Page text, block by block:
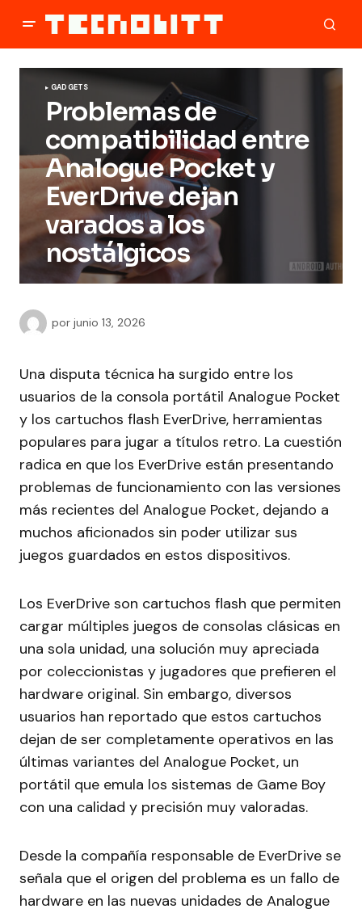
GADGETS
Problemas de
compatibilidad entre
Analogue Pocket y
EverDrive dejan
varados a los
nostálgicos
por junio 13, 2026
Una disputa técnica ha surgido entre los
usuarios de la consola portátil Analogue Pocket
y los cartuchos flash EverDrive, herramientas
populares para jugar a títulos retro. La cuestión
radica en que los EverDrive están presentando
problemas de funcionamiento con las versiones
más recientes del Analogue Pocket, dejando a
muchos aficionados sin poder utilizar sus
juegos guardados en estos dispositivos.
Los EverDrive son cartuchos flash que permiten
cargar múltiples juegos de consolas clásicas en
una sola unidad, una solución muy apreciada
por coleccionistas y jugadores que prefieren el
hardware original. Sin embargo, diversos
usuarios han reportado que estos cartuchos
dejan de ser completamente operativos en las
últimas variantes del Analogue Pocket, un
portátil que emula los sistemas de Game Boy
con una calidad y precisión muy valoradas.
Desde la compañía responsable de EverDrive se
señala que el origen del problema es un fallo de
hardware en las nuevas unidades de Analogue